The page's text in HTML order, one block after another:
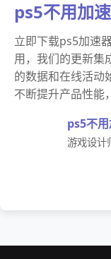
ps5不用加
立即下载ps5加速
用，我们的更新集
的数据和在线活动
不断提升产品性能
ps5不
游戏设计